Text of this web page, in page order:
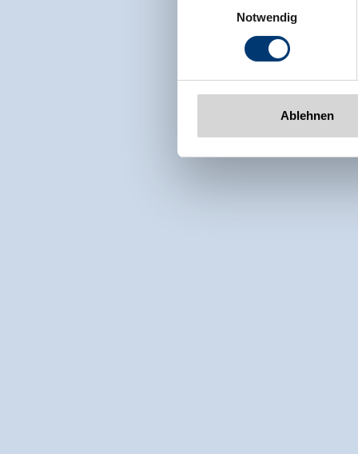
Rohr 23// A-6280 Zell am Ziller
www.zillertalarena.com
Notwendig
Ablehnen